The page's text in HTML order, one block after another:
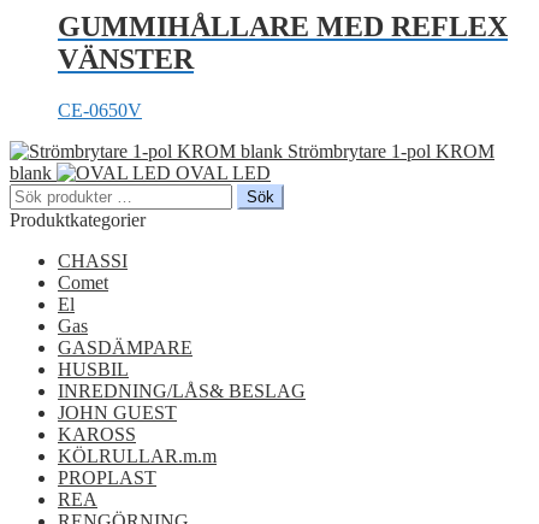
GUMMIHÅLLARE MED REFLEX
VÄNSTER
CE-0650V
Strömbrytare 1-pol KROM
blank
OVAL LED
Sök
efter:
Sök
Produktkategorier
CHASSI
Comet
El
Gas
GASDÄMPARE
HUSBIL
INREDNING/LÅS& BESLAG
JOHN GUEST
KAROSS
KÖLRULLAR.m.m
PROPLAST
REA